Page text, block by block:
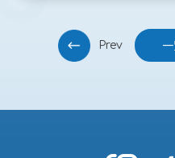
ゲ
Prev